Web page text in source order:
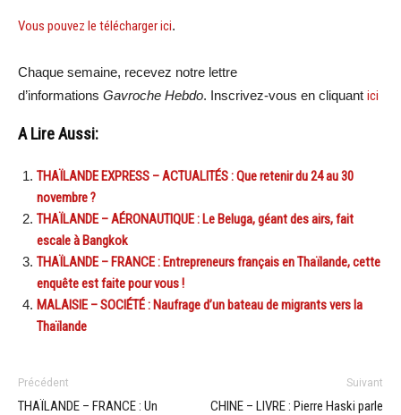
Vous pouvez le télécharger ici.
Chaque semaine, recevez notre lettre
d’informations Gavroche Hebdo. Inscrivez-vous en cliquant ici
A Lire Aussi:
THAÏLANDE EXPRESS – ACTUALITÉS : Que retenir du 24 au 30
novembre ?
THAÏLANDE – AÉRONAUTIQUE : Le Beluga, géant des airs, fait
escale à Bangkok
THAÏLANDE – FRANCE : Entrepreneurs français en Thaïlande, cette
enquête est faite pour vous !
MALAISIE – SOCIÉTÉ : Naufrage d’un bateau de migrants vers la
Thaïlande
Précédent
THAÏLANDE – FRANCE : Un
Suivant
CHINE – LIVRE : Pierre Haski parle